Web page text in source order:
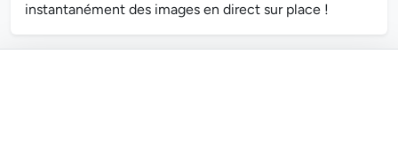
instantanément des images en direct sur place !